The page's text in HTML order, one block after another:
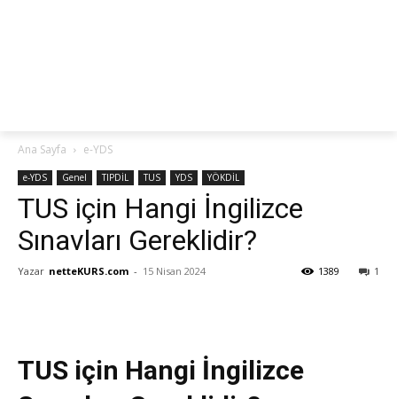
Ana Sayfa e-YDS
e-YDS Genel TIPDİL TUS YDS YÖKDİL
TUS için Hangi İngilizce
Sınavları Gereklidir?
Yazar netteKURS.com - 15 Nisan 2024 1
1389
TUS için Hangi İngilizce